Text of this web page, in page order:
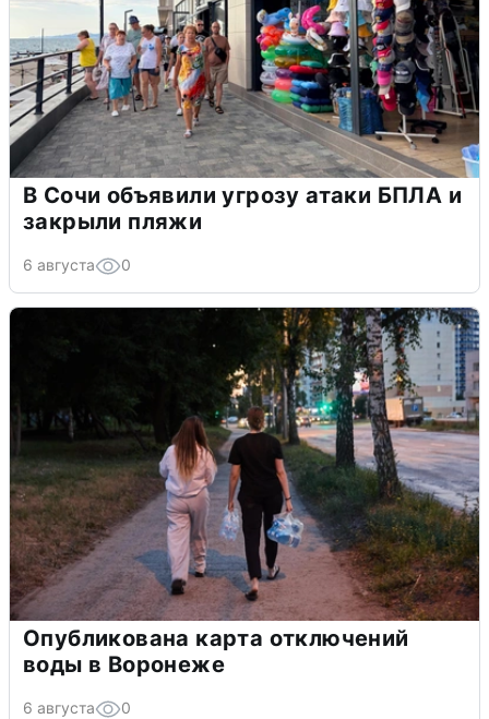
В Сочи объявили угрозу атаки БПЛА и
закрыли пляжи
6 августа 0
Опубликована карта отключений
воды в Воронеже
6 августа 0